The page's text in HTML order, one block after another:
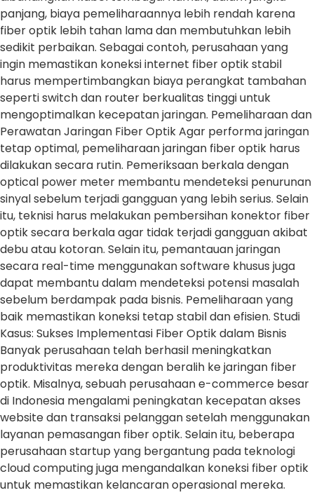
panjang, biaya pemeliharaannya lebih rendah karena
fiber optik lebih tahan lama dan membutuhkan lebih
sedikit perbaikan. Sebagai contoh, perusahaan yang
ingin memastikan koneksi internet fiber optik stabil
harus mempertimbangkan biaya perangkat tambahan
seperti switch dan router berkualitas tinggi untuk
mengoptimalkan kecepatan jaringan. Pemeliharaan dan
Perawatan Jaringan Fiber Optik Agar performa jaringan
tetap optimal, pemeliharaan jaringan fiber optik harus
dilakukan secara rutin. Pemeriksaan berkala dengan
optical power meter membantu mendeteksi penurunan
sinyal sebelum terjadi gangguan yang lebih serius. Selain
itu, teknisi harus melakukan pembersihan konektor fiber
optik secara berkala agar tidak terjadi gangguan akibat
debu atau kotoran. Selain itu, pemantauan jaringan
secara real-time menggunakan software khusus juga
dapat membantu dalam mendeteksi potensi masalah
sebelum berdampak pada bisnis. Pemeliharaan yang
baik memastikan koneksi tetap stabil dan efisien. Studi
Kasus: Sukses Implementasi Fiber Optik dalam Bisnis
Banyak perusahaan telah berhasil meningkatkan
produktivitas mereka dengan beralih ke jaringan fiber
optik. Misalnya, sebuah perusahaan e-commerce besar
di Indonesia mengalami peningkatan kecepatan akses
website dan transaksi pelanggan setelah menggunakan
layanan pemasangan fiber optik. Selain itu, beberapa
perusahaan startup yang bergantung pada teknologi
cloud computing juga mengandalkan koneksi fiber optik
untuk memastikan kelancaran operasional mereka.